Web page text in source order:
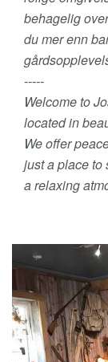
behagelig
du mer enn
-----
Welcome to
located in
We offer
just a place to
a relaxing